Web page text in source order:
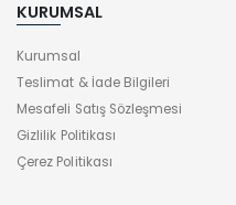
KURUMSAL
Kurumsal
Teslimat & İade Bilgileri
Mesafeli Satış Sözleşmesi
Gizlilik Politikası
Çerez Politikası